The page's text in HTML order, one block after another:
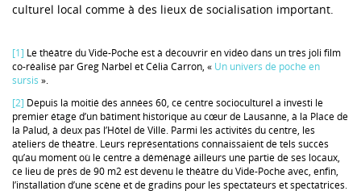
culturel local comme à des lieux de socialisation important.
[1] Le théâtre du Vide-Poche est à découvrir en vidéo dans un très joli film
co-réalisé par Greg Narbel et Célia Carron, « Un univers de poche en
sursis ».
[2] Depuis la moitié des années 60, ce centre socioculturel a investi le
premier étage d’un bâtiment historique au cœur de Lausanne, à la Place de
la Palud, à deux pas l’Hôtel de Ville. Parmi les activités du centre, les
ateliers de théâtre. Leurs représentations connaissaient de tels succès
qu’au moment où le centre a déménagé ailleurs une partie de ses locaux,
ce lieu de près de 90 m2 est devenu le théâtre du Vide-Poche avec, enfin,
l’installation d’une scène et de gradins pour les spectateurs et spectatrices.